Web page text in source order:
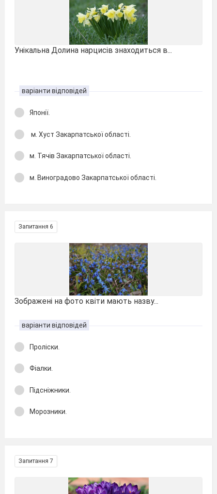
Унікальна Долина нарцисів знаходиться в...
варіанти відповідей
Японії.
м. Хуст Закарпатської області.
м. Тячів Закарпатської області.
м. Виноградово Закарпатської області.
Запитання 6
Зображені на фото квіти мають назву...
варіанти відповідей
Проліски.
Фіалки.
Підсніжники.
Морозники.
Запитання 7